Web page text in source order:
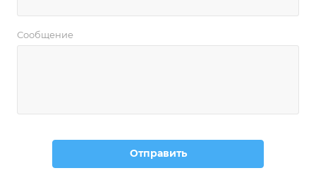
Сообщение